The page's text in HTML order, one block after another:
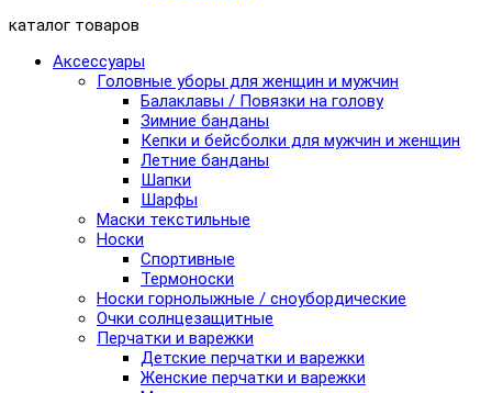
каталог товаров
Аксессуары
Головные уборы для женщин и мужчин
Балаклавы / Повязки на голову
Зимние банданы
Кепки и бейсболки для мужчин и женщин
Летние банданы
Шапки
Шарфы
Маски текстильные
Носки
Спортивные
Термоноски
Носки горнолыжные / сноубордические
Очки солнцезащитные
Перчатки и варежки
Детские перчатки и варежки
Женские перчатки и варежки